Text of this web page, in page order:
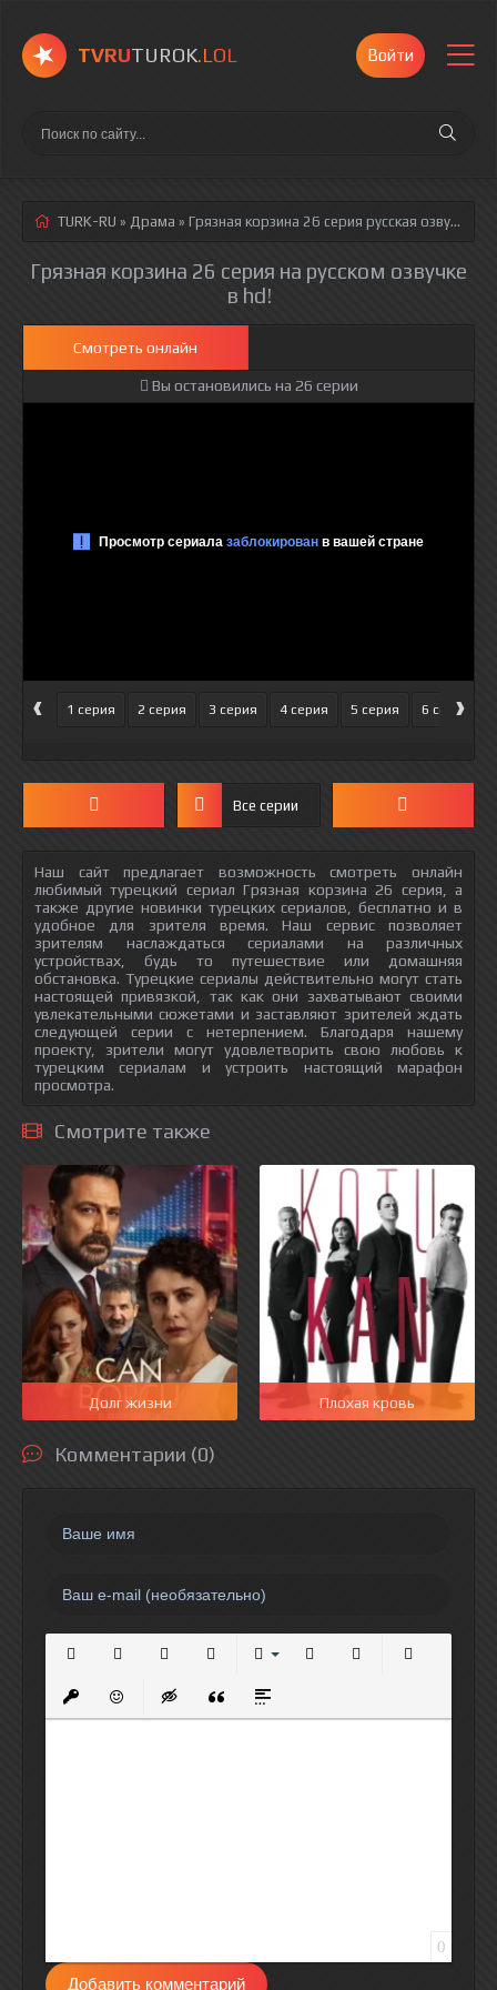
TVRUTUROK.LOL Войти
TURK-RU » Драма » Грязная корзина 26 серия русская озвучка полностью смотреть онлайн!
Грязная корзина 26 серия на русском озвучке
в hd!
Смотреть онлайн
Вы остановились на 26 серии
‹ 1 серия 2 серия 3 серия 4 серия 5 серия 6 серия
›
Все серии
Наш сайт предлагает возможность смотреть онлайн
любимый турецкий сериал Грязная корзина 26 серия, а
также другие новинки турецких сериалов, бесплатно и в
удобное для зрителя время. Наш сервис позволяет
зрителям наслаждаться сериалами на различных
устройствах, будь то путешествие или домашняя
обстановка. Турецкие сериалы действительно могут стать
настоящей привязкой, так как они захватывают своими
увлекательными сюжетами и заставляют зрителей ждать
следующей серии с нетерпением. Благодаря нашему
проекту, зрители могут удовлетворить свою любовь к
турецким сериалам и устроить настоящий марафон
просмотра.
Смотрите также
Долг жизни Плохая кровь
Комментарии (0)
Вставить защищенную ссылку
Вставить смайлик
Вставка скрытого текста
Вставка цитаты
Вставка спойлера
0
Добавить комментарий